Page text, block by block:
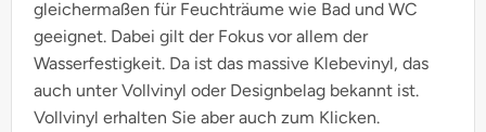
gleichermaßen für Feuchträume wie Bad und WC
geeignet. Dabei gilt der Fokus vor allem der
Wasserfestigkeit. Da ist das massive Klebevinyl, das
auch unter Vollvinyl oder Designbelag bekannt ist.
Vollvinyl erhalten Sie aber auch zum Klicken.